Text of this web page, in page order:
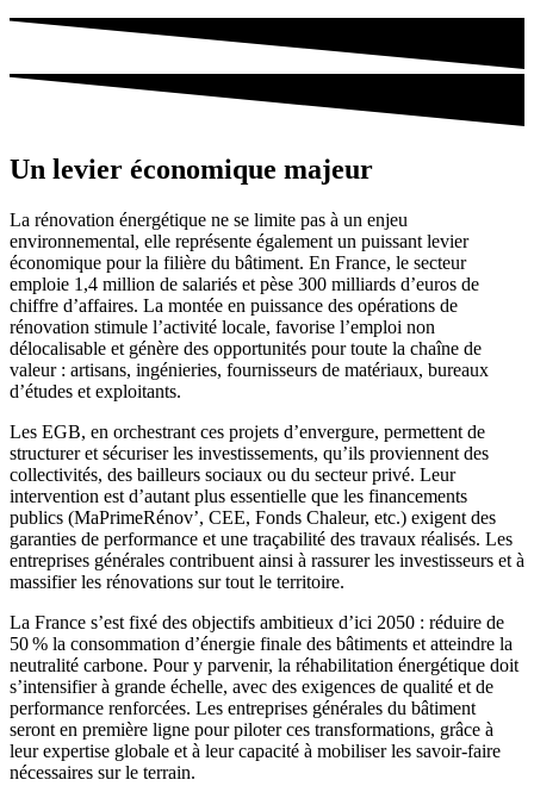
Un levier économique majeur
La rénovation énergétique ne se limite pas à un enjeu
environnemental, elle représente également un puissant levier
économique pour la filière du bâtiment. En France, le secteur
emploie 1,4 million de salariés et pèse 300 milliards d’euros de
chiffre d’affaires. La montée en puissance des opérations de
rénovation stimule l’activité locale, favorise l’emploi non
délocalisable et génère des opportunités pour toute la chaîne de
valeur : artisans, ingénieries, fournisseurs de matériaux, bureaux
d’études et exploitants.
Les EGB, en orchestrant ces projets d’envergure, permettent de
structurer et sécuriser les investissements, qu’ils proviennent des
collectivités, des bailleurs sociaux ou du secteur privé. Leur
intervention est d’autant plus essentielle que les financements
publics (MaPrimeRénov’, CEE, Fonds Chaleur, etc.) exigent des
garanties de performance et une traçabilité des travaux réalisés. Les
entreprises générales contribuent ainsi à rassurer les investisseurs et à
massifier les rénovations sur tout le territoire.
La France s’est fixé des objectifs ambitieux d’ici 2050 : réduire de
50 % la consommation d’énergie finale des bâtiments et atteindre la
neutralité carbone. Pour y parvenir, la réhabilitation énergétique doit
s’intensifier à grande échelle, avec des exigences de qualité et de
performance renforcées. Les entreprises générales du bâtiment
seront en première ligne pour piloter ces transformations, grâce à
leur expertise globale et à leur capacité à mobiliser les savoir-faire
nécessaires sur le terrain.